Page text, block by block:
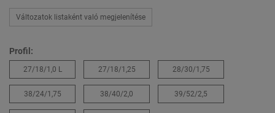
Változatok listaként való megjelenítése
Profil:
27/18/1,0 L 27/18/1,25 28/30/1,75
38/24/1,75 38/40/2,0 39/52/2,5